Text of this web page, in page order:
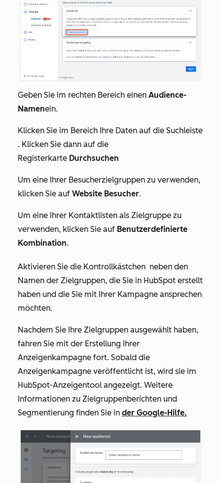
Geben Sie im rechten Bereich einen Audience-
Namenein.
Klicken Sie im Bereich Ihre Daten auf die Suchleiste
. Klicken Sie dann auf die
Registerkarte Durchsuchen
Um eine Ihrer Besucherzielgruppen zu verwenden,
klicken Sie auf Website Besucher.
Um eine Ihrer Kontaktlisten als Zielgruppe zu
verwenden, klicken Sie auf Benutzerdefinierte
Kombination.
Aktivieren Sie die Kontrollkästchen neben den
Namen der Zielgruppen, die Sie in HubSpot erstellt
haben und die Sie mit Ihrer Kampagne ansprechen
möchten.
Nachdem Sie Ihre Zielgruppen ausgewählt haben,
fahren Sie mit der Erstellung Ihrer
Anzeigenkampagne fort. Sobald die
Anzeigenkampagne veröffentlicht ist, wird sie im
HubSpot-Anzeigentool angezeigt. Weitere
Informationen zu Zielgruppenberichten und
Segmentierung finden Sie in der Google-Hilfe.